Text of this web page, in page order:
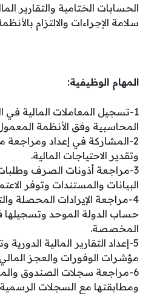
الحسابات الختامية والتقارير
سلامة الإجراءات والالتزام
المهام الوظيفية:
1-تسجيل المعاملات المالية في
المحاسبية وفق الأنظمة
2-المشاركة في إعداد ومراجعة
وتقدير الاحتياجات المالية.
3-مراجعة أذونات الصرف
البيانات والمستندات وتوفر
4-مراجعة الإيرادات المحصلة
حساب الدولة الموحد
المخصصة.
5-إعداد التقارير المالية
مؤشرات الوفورات والعجز
6-مراجعة سجلات الصندوق
ومطابقتها مع السجلات